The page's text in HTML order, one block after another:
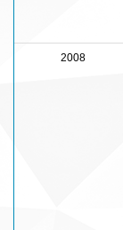
2008